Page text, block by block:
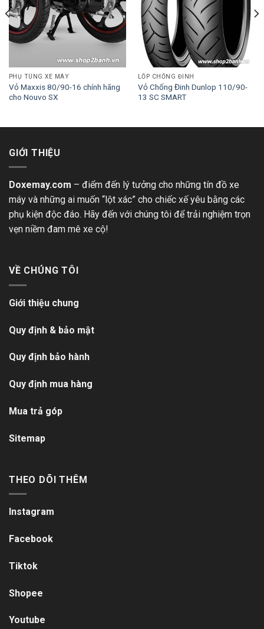
PHỤ TÙNG XE MÁY
Vỏ Maxxis 80/90-16 chính hãng
cho Nouvo SX
LỐP CHỐNG ĐINH
Vỏ Chống Đinh Dunlop 110/90-
13 SC SMART
GIỚI THIỆU
Doxemay.com – điểm đến lý tưởng cho những tín đồ xe
máy và những ai muốn “lột xác” cho chiếc xế yêu bằng các
phụ kiện độc đáo. Hãy đến với chúng tôi để trải nghiệm trọn
vẹn niềm đam mê xe cộ!
VỀ CHÚNG TÔI
Giới thiệu chung
Quy định & bảo mật
Quy định bảo hành
Quy định mua hàng
Mua trả góp
Sitemap
THEO DÕI THÊM
Instagram
Facebook
Tiktok
Shopee
Youtube